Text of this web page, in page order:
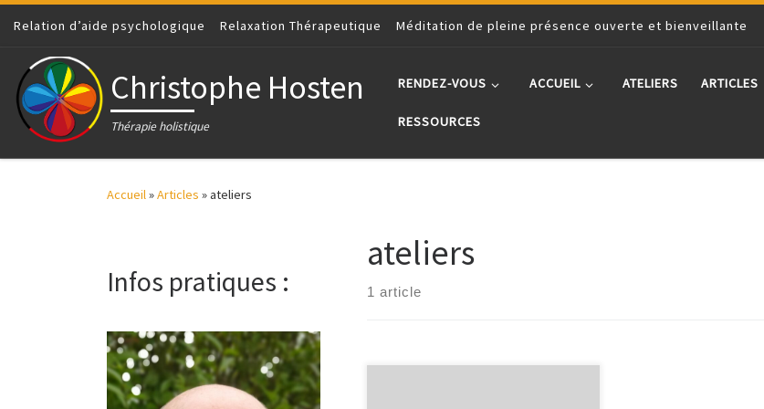
Passer au contenu
Relation d’aide psychologique Relaxation Thérapeutique Méditation de pleine présence ouverte et bienveillante
Christophe Hosten
Thérapie holistique
RENDEZ-VOUS ACCUEIL ATELIERS ARTICLES
RESSOURCES
Accueil»Articles »ateliers
ateliers
1 article
Infos pratiques :